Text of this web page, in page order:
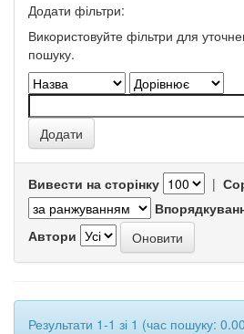
Додати фільтри:
Використовуйте фільтри для
пошуку.
Вивести на сторінку |
Автори
Результати 1-1 зі 1 (час пошуку: